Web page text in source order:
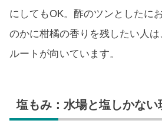
にしてもOK。酢のツンとしたに
のかに柑橘の香りを残したい人
ルートが向いています。
塩もみ：水場と塩しかない